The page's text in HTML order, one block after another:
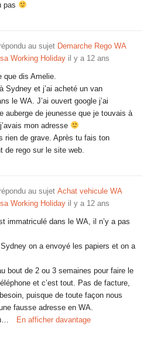
pas
au sujet Demarche Rego WA
Working Holiday il y a 12 ans
que dis Amelie.
Sydney et j’ai acheté un van
le WA. J’ai ouvert google j’ai
auberge de jeunesse que je touvais à
mon adresse
rien de grave. Après tu fais ton
de rego sur le site web.
au sujet Achat vehicule WA
Working Holiday il y a 12 ans
immatriculé dans le WA, il n’y a pas
on a envoyé les papiers et on a
bout de 2 ou 3 semaines pour faire le
et c’est tout. Pas de facture,
puisque de toute façon nous
fausse adresse en WA.
En afficher davantage